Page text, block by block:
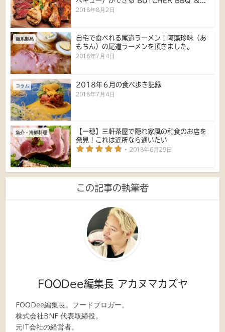
2018年8月2日
麺系製品
自宅で食べれる尾道ラーメン！阿藻珍味（あ
もちん）の尾道ラーメンを頂きました。
2018年7月4日
コラム 2018年６月の食べ歩き記録
2018年7月4日
魚介・海鮮料理
【一穂】三軒茶屋で隠れ家風の和食のお店を
発見！これは近所なら通いたい
2018年6月29日
この記事の執筆者
FOODee編集長 アカヌマカズヤ
FOODee編集長。フードブロガー。
株式会社BNF 代表取締役。
元IT会社の経営者。